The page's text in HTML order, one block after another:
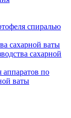
спиралью
сахарной ваты
сахарной
по
ваты